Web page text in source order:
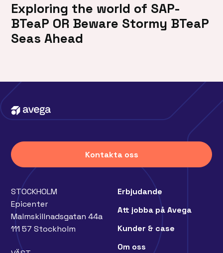
Exploring the world of SAP-
BTeaP OR Beware Stormy BTeaP
Seas Ahead
Kontakta oss
STOCKHOLM
Epicenter
Malmskillnadsgatan 44a
111 57 Stockholm
Erbjudande
Att jobba på Avega
Kunder & case
Om oss